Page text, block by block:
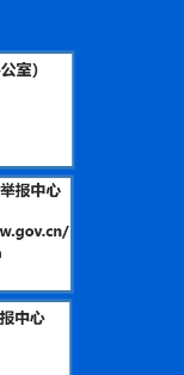
建议并监督
查工作。承
国专家管理
联系服务机
拟订全市引
区内外、出
计划并监督